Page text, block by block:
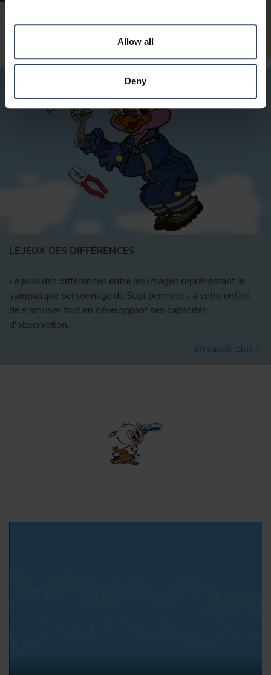
Allow all
Deny
tout en s'amusant.
LE JEUX DES DIFFÉRENCES
Le jeux des différences entre les images représentant le
sympatique personnage de Supi permettra à votre enfant
de s'amuser tout en développant ses capacités
d'observation.
en savoir plus >